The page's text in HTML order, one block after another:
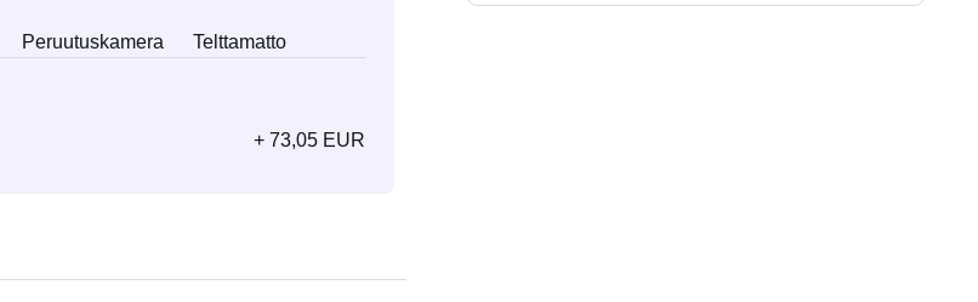
Peruutuskamera
Telttamatto
+ 73,05 EUR